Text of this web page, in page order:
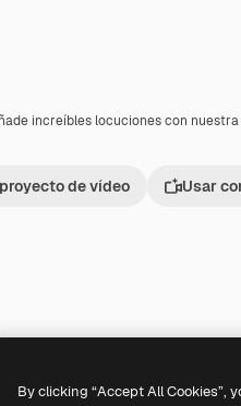
increíbles locuciones con
de vídeo Usar
By clicking “Accept All Cookies”,